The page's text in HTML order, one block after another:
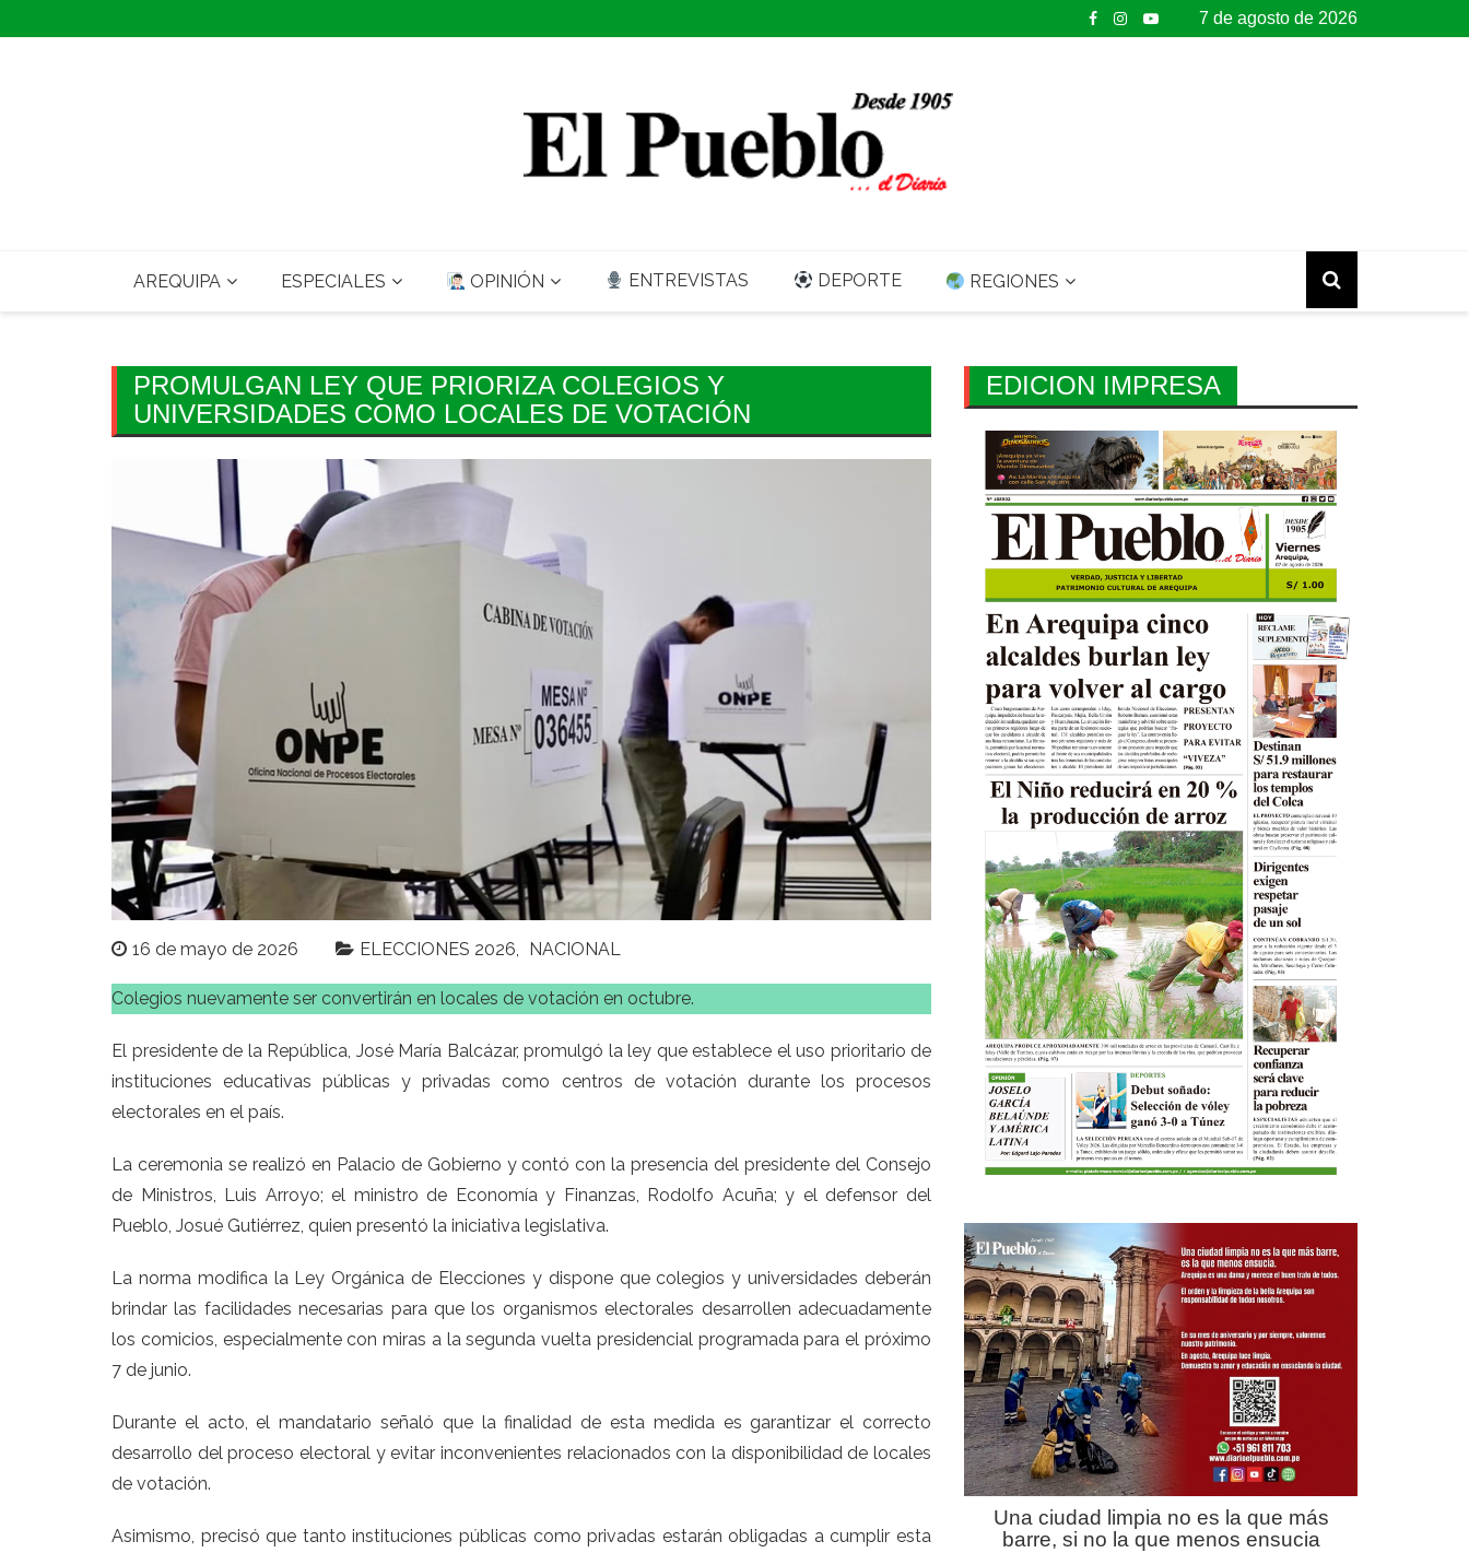
to
7 de agosto de 2026
AREQUIPA ESPECIALES OPINIÓN ENTREVISTAS DEPORTE REGIONES
PROMULGAN LEY QUE PRIORIZA COLEGIOS Y
UNIVERSIDADES COMO LOCALES DE VOTACIÓN
16 de mayo de 2026 ELECCIONES 2026 NACIONAL
Colegios nuevamente ser convertirán en locales de votación en octubre.
El presidente de la República, José María Balcázar, promulgó la ley que establece el uso prioritario de
instituciones educativas públicas y privadas como centros de votación durante los procesos
electorales en el país.
La ceremonia se realizó en Palacio de Gobierno y contó con la presencia del presidente del Consejo
de Ministros, Luis Arroyo; el ministro de Economía y Finanzas, Rodolfo Acuña; y el defensor del
Pueblo, Josué Gutiérrez, quien presentó la iniciativa legislativa.
La norma modifica la Ley Orgánica de Elecciones y dispone que colegios y universidades deberán
brindar las facilidades necesarias para que los organismos electorales desarrollen adecuadamente
los comicios, especialmente con miras a la segunda vuelta presidencial programada para el próximo
7 de junio.
Durante el acto, el mandatario señaló que la finalidad de esta medida es garantizar el correcto
desarrollo del proceso electoral y evitar inconvenientes relacionados con la disponibilidad de locales
de votación.
Asimismo, precisó que tanto instituciones públicas como privadas estarán obligadas a cumplir esta
EDICION IMPRESA
Una ciudad limpia no es la que más
barre, si no la que menos ensucia